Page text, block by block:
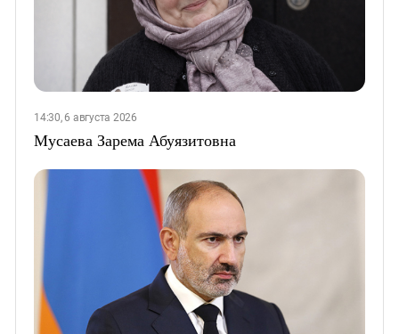
14:30, 6 августа 2026
Мусаева Зарема Абуязитовна